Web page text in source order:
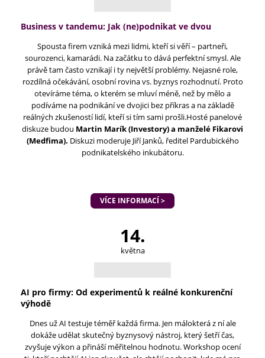
Business v tandemu: Jak (ne)podnikat ve dvou
Spousta firem vzniká mezi lidmi, kteří si věří – partneři,
sourozenci, kamarádi. Na začátku to dává perfektní smysl. Ale
právě tam často vznikají i ty největší problémy. Nejasné role,
rozdílná očekávání, osobní rovina vs. byznys rozhodnutí. Proto
otevíráme téma, o kterém se mluví méně, než by mělo a
podíváme na podnikání ve dvojici bez příkras a na základě
reálných zkušeností lidí, kteří si tím sami prošli.​Hosté panelové
diskuze budou Martin Marík (Investory) a manželé Fikarovi
(Medfima). Diskuzi moderuje Jiří Janků, ředitel Pardubického
podnikatelského inkubátoru.
VÍCE INFORMACÍ >
14.
května
AI pro firmy: Od experimentů k reálné konkurenční
výhodě
Dnes už AI testuje téměř každá firma. Jen málokterá z ní ale
dokáže udělat skutečný byznysový nástroj, který šetří čas,
zvyšuje výkon a přináší měřitelnou hodnotu. Workshop ocení